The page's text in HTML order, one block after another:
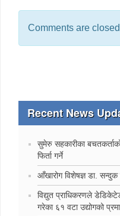
Comments are
Recent News
सुमेरु सहकारीका
फिर्ता गर्ने
‍आँखारोग विशेषज्ञ डा.
विद्युत प्राधिकरणले
गरेका ६१ वटा उद्योगको